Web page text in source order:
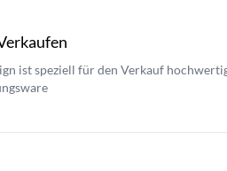
ist speziell für den Verkauf